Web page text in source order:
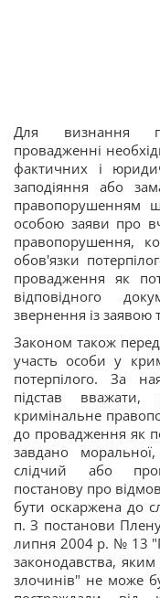
Для визнання
провадженні
фактичних і
заподіяння або
правопорушенням
особою заяви про
правопорушення,
обов'язки
провадження як
відповідного
звернення із заявою
Законом також
участь особи у
потерпілого. За
підстав
кримінальне
до провадження як
завдано
слідчий або
постанову про
бути оскаржена до
п. З постанови
липня 2004 р. № 13
законодавства,
злочинів" не може